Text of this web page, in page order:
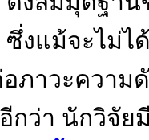
ซึ่งแม้จะไม่ไ
ภาวะความ
กว่า นักวิจัย